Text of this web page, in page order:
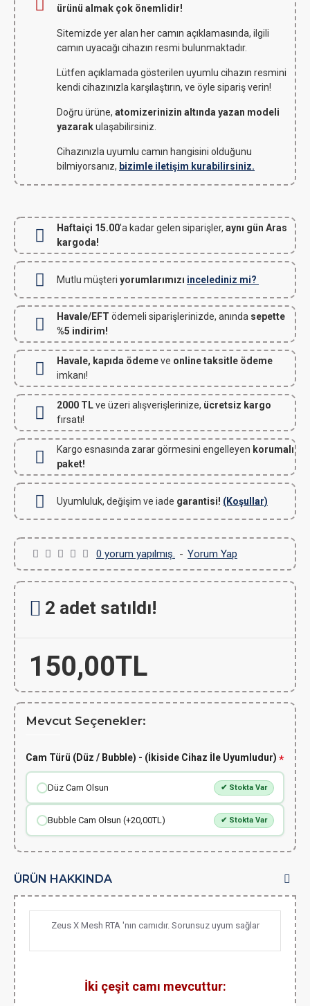
ürünü almak çok önemlidir!
Sitemizde yer alan her camın açıklamasında, ilgili
camın uyacağı cihazın resmi bulunmaktadır.
Lütfen açıklamada gösterilen uyumlu cihazın resmini
kendi cihazınızla karşılaştırın, ve öyle sipariş verin!
Doğru ürüne, atomizerinizin altında yazan modeli
yazarakulaşabilirsiniz.
Cihazınızla uyumlu camın hangisini olduğunu
bilmiyorsanız, bizimle iletişim kurabilirsiniz.
Haftaiçi 15.00'a kadar gelen siparişler, aynı gün Aras
kargoda!
Mutlu müşteri yorumlarımızı incelediniz mi?
Havale/EFT ödemeli siparişlerinizde, anında sepette
%5 indirim!
Havale, kapıda ödemeve online taksitle ödeme
imkanı!
2000 TLve üzeri alışverişlerinize, ücretsiz kargo
fırsatı!
Kargo esnasında zarar görmesini engelleyen korumalı
paket!
Uyumluluk, değişim ve iade garantisi! (Koşullar)
0 yorum yapılmış. - Yorum Yap
150,00TL
2 adet satıldı!
Mevcut Seçenekler:
Cam Türü (Düz / Bubble) - (İkiside Cihaz İle Uyumludur)
Düz Cam Olsun ✔ Stokta Var
Bubble Cam Olsun (+20,00TL) ✔ Stokta Var
ÜRÜN HAKKINDA
Zeus X Mesh RTA 'nın camıdır. Sorunsuz uyum sağlar
İki çeşit camı mevcuttur: